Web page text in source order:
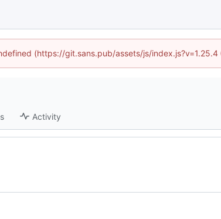
(https://git.sans.pub/assets/js/index.js?v=1.25.4
Activity